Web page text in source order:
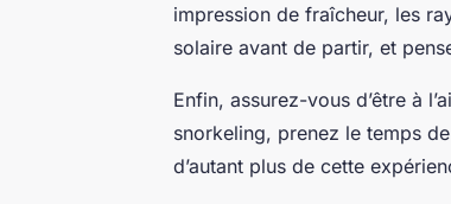
impression de fraîcheur, les
solaire avant de partir, et
Enfin, assurez-vous d’être à
snorkeling, prenez le temps
d’autant plus de cette